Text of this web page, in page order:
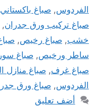
الفردوس, صباغ
صباغ تركيب ورق جدران,
خشب, صباغ رخيص,
ساطر ورخيص, صباغ سور
صباغ غرف, صباغ منازل
الفردوس, صباغ ورق
أضف تعليق